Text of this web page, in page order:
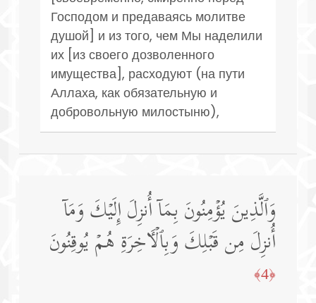
Господом и предаваясь молитве
душой] и из того, чем Мы наделили
их [из своего дозволенного
имущества], расходуют (на пути
Аллаха, как обязательную и
добровольную милостыню),
وَٱلَّذِینَ یُؤۡمِنُونَ بِمَاۤ أُنزِلَ إِلَیۡكَ وَمَاۤ
أُنزِلَ مِن قَبۡلِكَ وَبِٱلۡـَٔاخِرَةِ هُمۡ یُوقِنُونَ
﴿4﴾